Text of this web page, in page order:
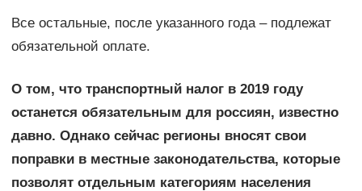
Все остальные, после указанного года – подлежат
обязательной оплате.
О том, что транспортный налог в 2019 году
останется обязательным для россиян, известно
давно. Однако сейчас регионы вносят свои
поправки в местные законодательства, которые
позволят отдельным категориям населения